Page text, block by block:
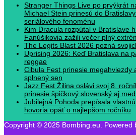
Stranger Things Live po prvýkrát
Michael Stein prinesú do
seriálového fenoménu
Kim Dracula rozpútal v Bratislave
Fanúšikovia zažili večer plný
The Legits Blast 2026 pozná
Uprising 2026: Keď Bratislava na
reggae
Cibula Fest prinesie megahviezdy
splnený sen
Jazz Fest Žilina oslávi svoj 8.
prinesie špičkový slovenský aj
Jubilejná Pohoda prepísala
hovoria opäť o najlepšom ročníku
Copyright © 2025 Bombing.eu. Powered